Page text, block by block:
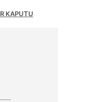
KAPUTU